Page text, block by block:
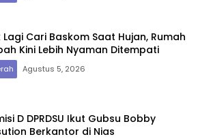
Lagi Cari Baskom Saat Hujan, Rumah
Kini Lebih Nyaman Ditempati
Agustus 5, 2026
D DPRDSU Ikut Gubsu Bobby
Berkantor di Nias